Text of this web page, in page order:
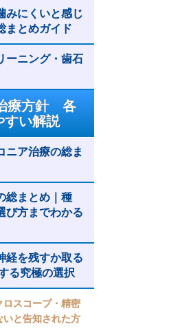
みにくいと感じ
まとめガイド
ーニング・歯石
療方針 各
すい解説
ニア治療の総ま
総まとめ｜種
び方までわかる
経を残すか取る
る究極の選択
ロスコープ・精密
いと告知された方